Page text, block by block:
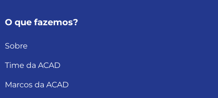
O que fazemos?
Sobre
Time da ACAD
Marcos da ACAD